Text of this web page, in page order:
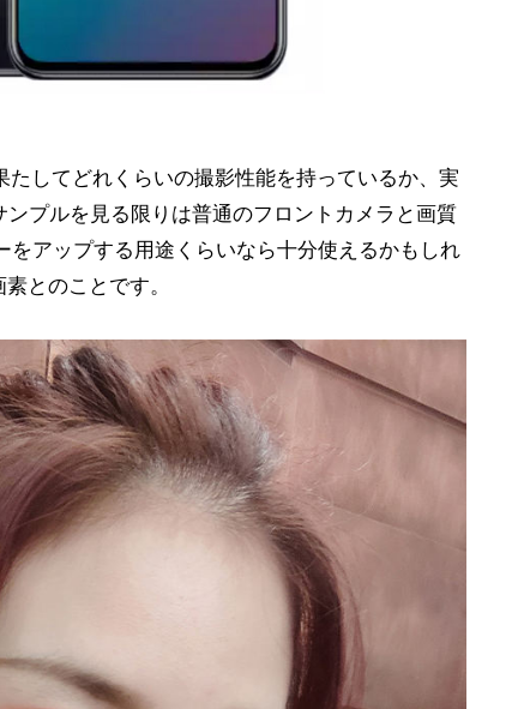
してどれくらいの撮影性能を持っているか、実
プルを見る限りは普通のフロントカメラと画質
アップする用途くらいなら十分使えるかもしれ
とのことです。